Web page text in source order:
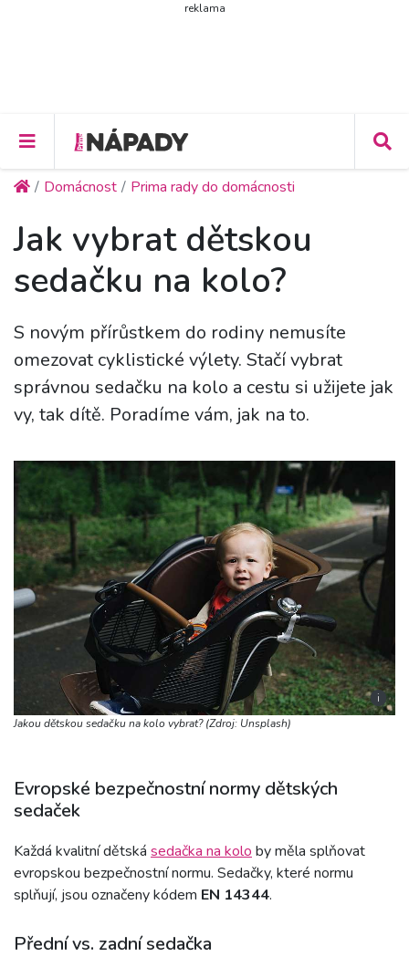
reklama
Domácnost Prima rady do domácnosti
Jak vybrat dětskou
sedačku na kolo?
S novým přírůstkem do rodiny nemusíte
omezovat cyklistické výlety. Stačí vybrat
správnou sedačku na kolo a cestu si užijete jak
vy, tak dítě. Poradíme vám, jak na to.
i
Jakou dětskou sedačku na kolo vybrat? (Zdroj: Unsplash)
Evropské bezpečnostní normy dětských
sedaček
Každá kvalitní dětská sedačka na kolo by měla splňovat
evropskou bezpečnostní normu. Sedačky, které normu
splňují, jsou označeny kódem EN 14344.
Přední vs. zadní sedačka